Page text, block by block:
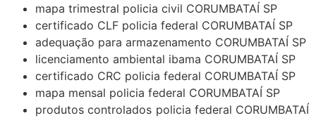
mapa trimestral policia civil CORUMBATAÍ SP
certificado CLF policia federal CORUMBATAÍ SP
adequação para armazenamento CORUMBATAÍ SP
licenciamento ambiental ibama CORUMBATAÍ SP
certificado CRC policia federal CORUMBATAÍ SP
mapa mensal policia federal CORUMBATAÍ SP
produtos controlados policia federal CORUMBATAÍ